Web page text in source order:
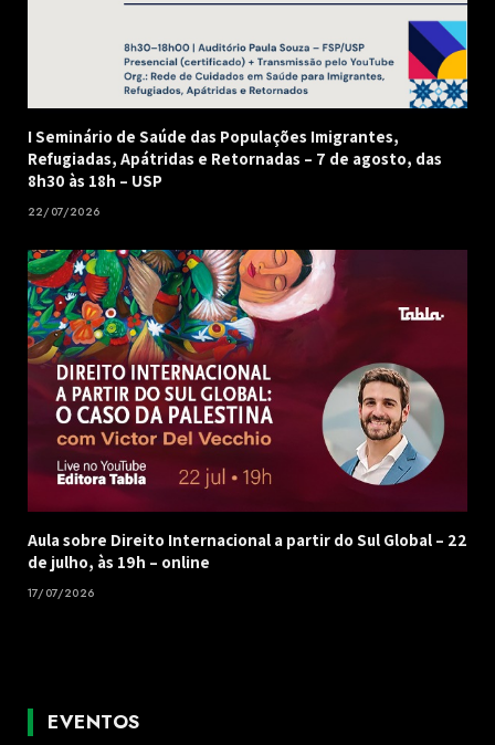
I Seminário de Saúde das Populações Imigrantes,
Refugiadas, Apátridas e Retornadas – 7 de agosto, das
8h30 às 18h – USP
22/07/2026
Aula sobre Direito Internacional a partir do Sul Global – 22
de julho, às 19h – online
17/07/2026
EVENTOS